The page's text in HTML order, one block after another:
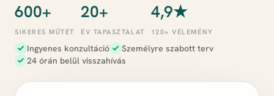
SIKERES MŰTÉT
600+
ÉV TAPASZTALAT
20+
120+ VÉLEMÉNY
4,9★
Ingyenes konzultáció
Személyre szabott terv
24 órán belül visszahívás